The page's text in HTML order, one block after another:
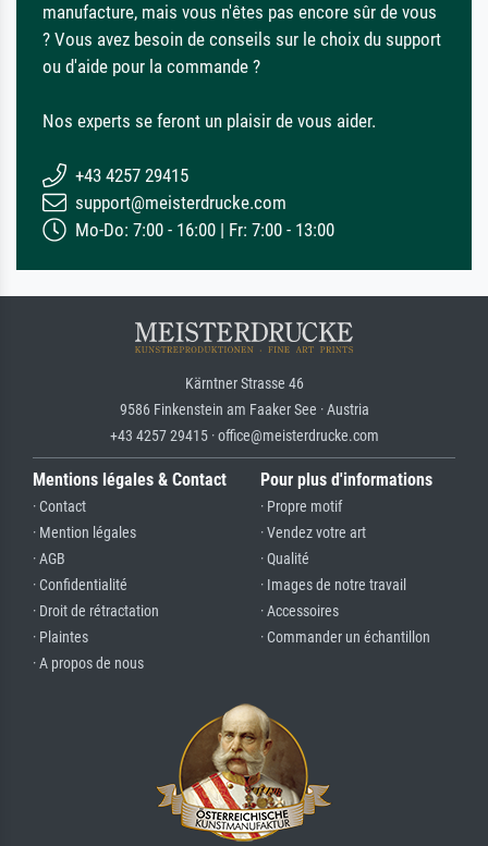
manufacture, mais vous n'êtes pas encore sûr de vous
? Vous avez besoin de conseils sur le choix du support
ou d'aide pour la commande ?
Nos experts se feront un plaisir de vous aider.
+43 4257 29415
support@meisterdrucke.com
Mo-Do: 7:00 - 16:00 | Fr: 7:00 - 13:00
Kärntner Strasse 46
9586 Finkenstein am Faaker See · Austria
+43 4257 29415 · office@meisterdrucke.com
Mentions légales & Contact
· Contact
· Mention légales
· AGB
· Confidentialité
· Droit de rétractation
· Plaintes
· A propos de nous
Pour plus d'informations
· Propre motif
· Vendez votre art
· Qualité
· Images de notre travail
· Accessoires
· Commander un échantillon